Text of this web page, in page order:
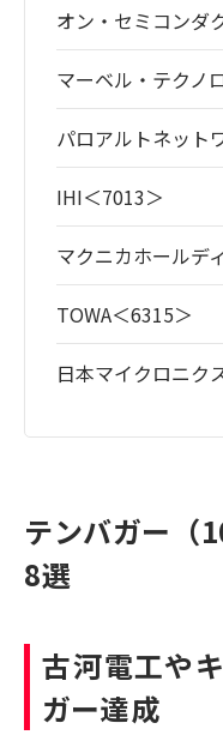
オン・セミコンダ
マーベル・テクノ
パロアルトネット
IHI＜7013＞
マクニカホールデ
TOWA＜6315＞
日本マイクロニク
テンバガー（
8選
古河電工や
ガー達成